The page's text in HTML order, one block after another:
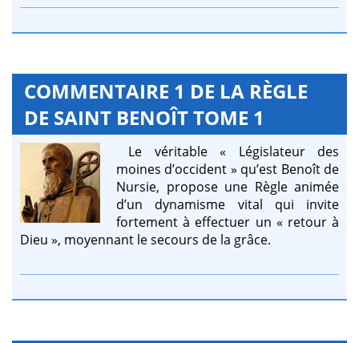
COMMENTAIRE 1 DE LA RÈGLE
DE SAINT BENOÎT TOME 1
Le véritable « Législateur des
moines d’occident » qu’est Benoît de
Nursie, propose une Règle animée
d’un dynamisme vital qui invite
fortement à effectuer un « retour à
Dieu », moyennant le secours de la grâce.